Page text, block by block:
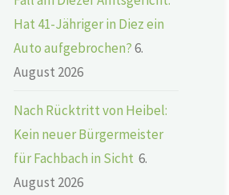
Hat 41-Jähriger in Diez ein
Auto aufgebrochen?6.
August 2026
Nach Rücktritt von Heibel:
Kein neuer Bürgermeister
für Fachbach in Sicht 6.
August 2026